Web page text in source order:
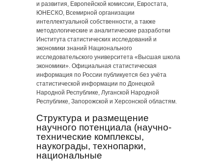
и развития, Европейской комиссии, Евростата,
ЮНЕСКО, Всемирной организации
интеллектуальной собственности, а также
методологические и аналитические разработки
Института статистических исследований и
экономики знаний Национального
исследовательского университета «Высшая школа
экономики». Официальная статистическая
информация по России публикуется без учёта
статистической информации по Донецкой
Народной Республике, Луганской Народной
Республике, Запорожской и Херсонской областям.
Структура и размещение
научного потенциала (научно-
технические комплексы,
наукограды, технопарки,
национальные